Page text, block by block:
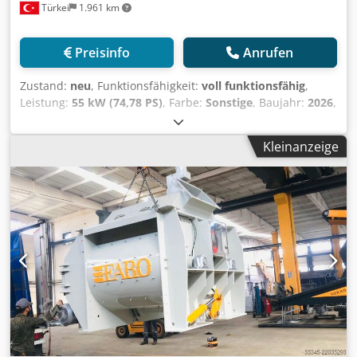
Türkei 1.961 km
Preisinfo Anrufen
Zustand: neu, Funktionsfähigkeit: voll funktionsfähig,
Leistung: 55 kW (74,78 PS), Farbe: Sonstige, Baujahr: 2026,
*Alle unsere Produkte werden mit Sorgfalt hergestellt und
haben eine 1-jährige Garantie! *Installation und
Bedienerschulung KOSTENLOS FABO-Betonmischer;
Modelle mit Einzelwelle, Doppelwelle und
Planetengetriebe werden in drei verschiedenen Modellen
und mit unterschiedlichen Kapazitäten hergestellt. Die
langlebigen Verschleißplatten, verstärkten Mischarme und
Paddel wurden von unseren Ingenieuren so konzipiert,
dass sie jedem Bedarf und jeder Kapazität gerecht
werden. Unsere Mischer haben sowohl im In- als auch im
Ausland einen erheblichen Marktanteil, da sie durch
Massenproduktion, kurze Lieferzeiten, hochwertige
Fertigung und garantierte Ersatzteilversorgung einen
Preisvorteil haben. Technische Details:  Typ:
Doppelwellenmischer (TWS 03)  Nassbetonkapazität: 3 m3
Kleinanzeige